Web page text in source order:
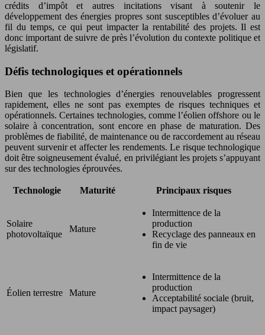
crédits d’impôt et autres incitations visant à soutenir le
développement des énergies propres sont susceptibles d’évoluer au
fil du temps, ce qui peut impacter la rentabilité des projets. Il est
donc important de suivre de près l’évolution du contexte politique et
législatif.
Défis technologiques et opérationnels
Bien que les technologies d’énergies renouvelables progressent
rapidement, elles ne sont pas exemptes de risques techniques et
opérationnels. Certaines technologies, comme l’éolien offshore ou le
solaire à concentration, sont encore en phase de maturation. Des
problèmes de fiabilité, de maintenance ou de raccordement au réseau
peuvent survenir et affecter les rendements. Le risque technologique
doit être soigneusement évalué, en privilégiant les projets s’appuyant
sur des technologies éprouvées.
Technologie Maturité Principaux risques
Solaire
photovoltaïque
Mature
Intermittence de la
production
Recyclage des panneaux en
fin de vie
Éolien terrestre Mature
Intermittence de la
production
Acceptabilité sociale (bruit,
impact paysager)